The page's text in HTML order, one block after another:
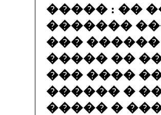
����� : ��
�������
���
����� ��
��� ����
������ �
����� �